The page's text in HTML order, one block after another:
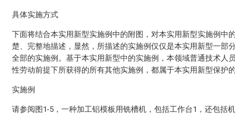
具体实施方式
下面将结合本实用新型实施例中的附图，对本实用新型实施例中
楚、完整地描述，显然，所描述的实施例仅仅是本实用新型一部
全部的实施例。基于本实用新型中的实施例，本领域普通技术人
性劳动前提下所获得的所有其他实施例，都属于本实用新型保护的
实施例
请参阅图1-5，一种加工铝模板用铣槽机，包括工作台1，还包括